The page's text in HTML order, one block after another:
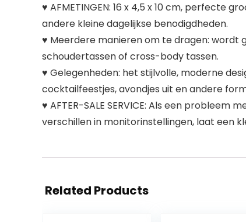
♥ AFMETINGEN: 16 x 4,5 x 10 cm,
andere kleine dagelijkse benodigdheden.
♥ Meerdere manieren om te dragen: wordt
schoudertassen of cross-body tassen.
♥ Gelegenheden: het stijlvolle, moderne
cocktailfeestjes, avondjes uit en andere
♥ AFTER-SALE SERVICE: Als een
verschillen in monitorinstellingen, laat een
Related Products